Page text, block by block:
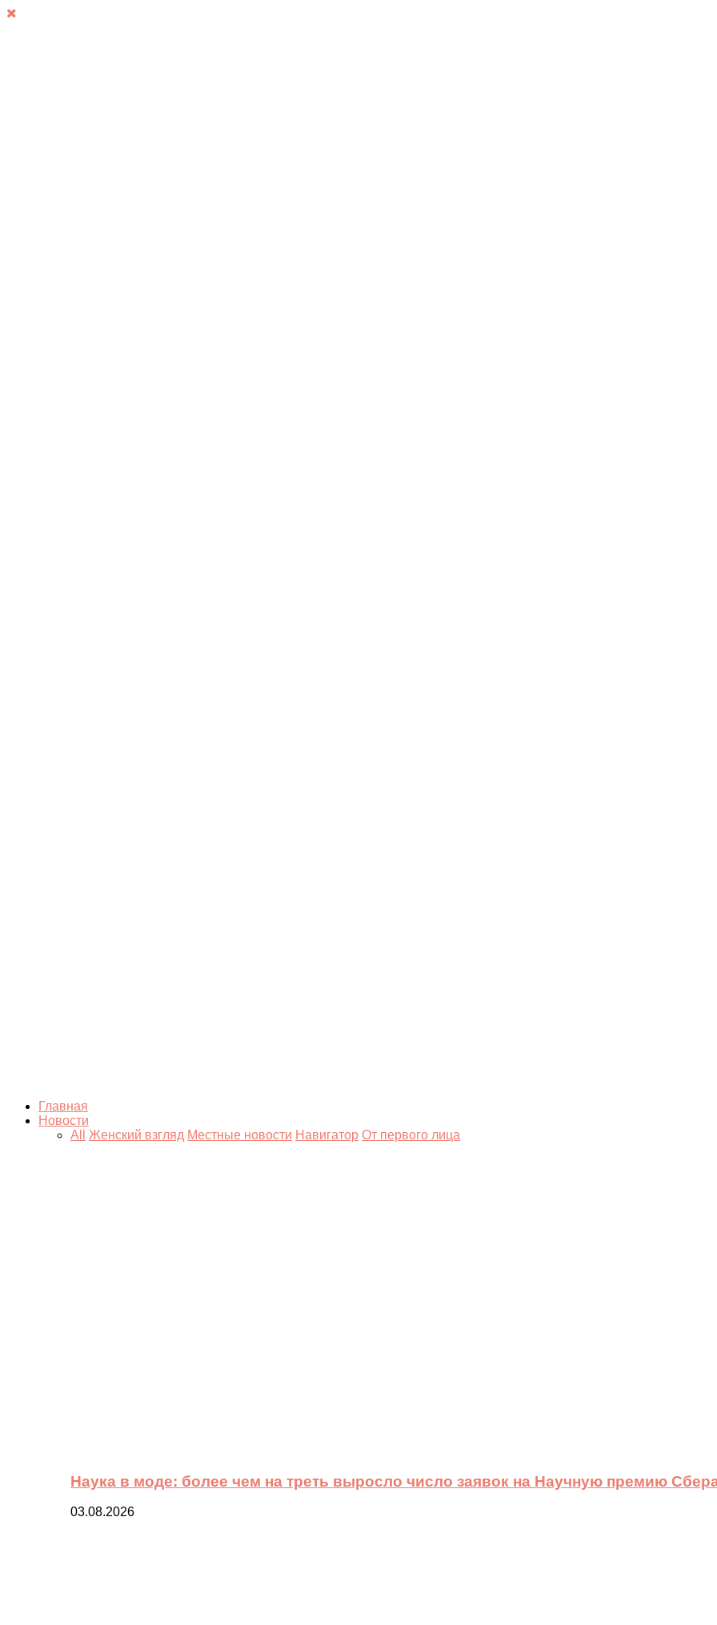
Главная
Новости
All
Женский взгляд Местные новости Навигатор От первого лица
Наука в моде: более чем на треть выросло число заявок на Научную премию
03.08.2026